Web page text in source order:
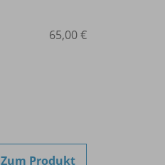
65,00 €
Zum Produkt